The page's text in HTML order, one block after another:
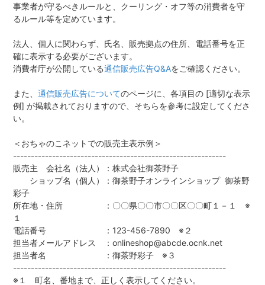
事業者が守るべきルールと、クーリング・オフ等の消費者を守
るルール等を定めています。
法人、個人に関わらず、氏名、販売拠点の住所、電話番号を正
確に表示する必要がございます。
消費者庁が公開している通信販売広告Q&Aをご確認ください。
また、 通信販売広告についてのページに、各項目の [適切な表示
例] が掲載されておりますので、そちらを参考に設定してくださ
い。
＜おちゃのこネットでの販売主表示例＞
------------------------------------------------------------
販売主 会社名（法人）：株式会社御茶野子
ショップ名（個人）：御茶野子オンラインショップ 御茶野
彩子
所在地・住所 ：〇〇県〇〇市〇〇区〇〇町１－１ ※
１
電話番号 ：123-456-7890 ※２
担当者メールアドレス ：onlineshop@abcde.ocnk.net
担当者名 ：御茶野彩子 ※３
------------------------------------------------------------
※１ 町名、番地まで、正しく表示してください。